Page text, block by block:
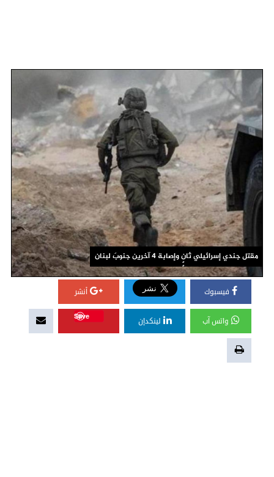
مقتل جندي إسرائيلي ثانٍٍ وإصابة 4 آخرين جنوبَ لبنان
فيسبوك أنشر
واتس آب لينكدإن
Save